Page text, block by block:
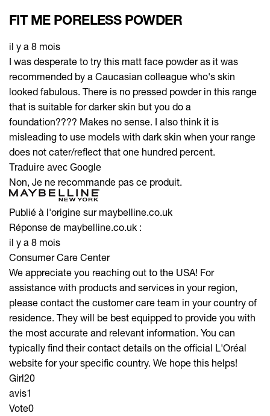
FIT ME PORELESS POWDER
il y a 8 mois
I was desperate to try this matt face powder as it was
recommended by a Caucasian colleague who's skin
looked fabulous. There is no pressed powder in this range
that is suitable for darker skin but you do a
foundation???? Makes no sense. I also think it is
misleading to use models with dark skin when your range
does not cater/reflect that one hundred percent.
Traduire avec Google
Non, Je ne recommande pas ce produit.
Publié à l'origine sur maybelline.co.uk
Réponse de maybelline.co.uk :
il y a 8 mois
Consumer Care Center
We appreciate you reaching out to the USA! For
assistance with products and services in your region,
please contact the customer care team in your country of
residence. They will be best equipped to provide you with
the most accurate and relevant information. You can
typically find their contact details on the official L'Oréal
website for your specific country. We hope this helps!
Girl20
avis1
Vote0